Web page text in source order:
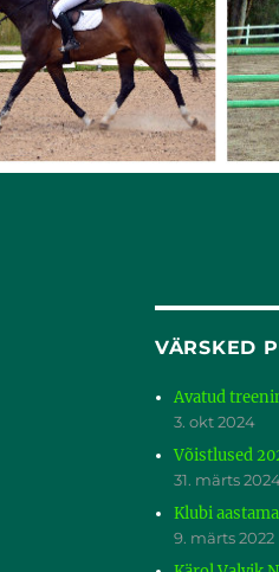
VÄRSKED
Avatud
3. okt 2024
Võistlused
31. märts
Klubi
9. märts 2022